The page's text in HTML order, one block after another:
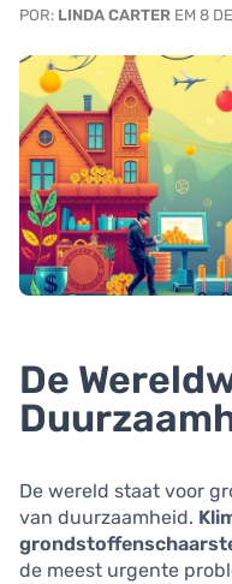
POR: LINDA CARTER EM 8
De
De wereld staat voor
van duurzaamheid.
de meest urgente